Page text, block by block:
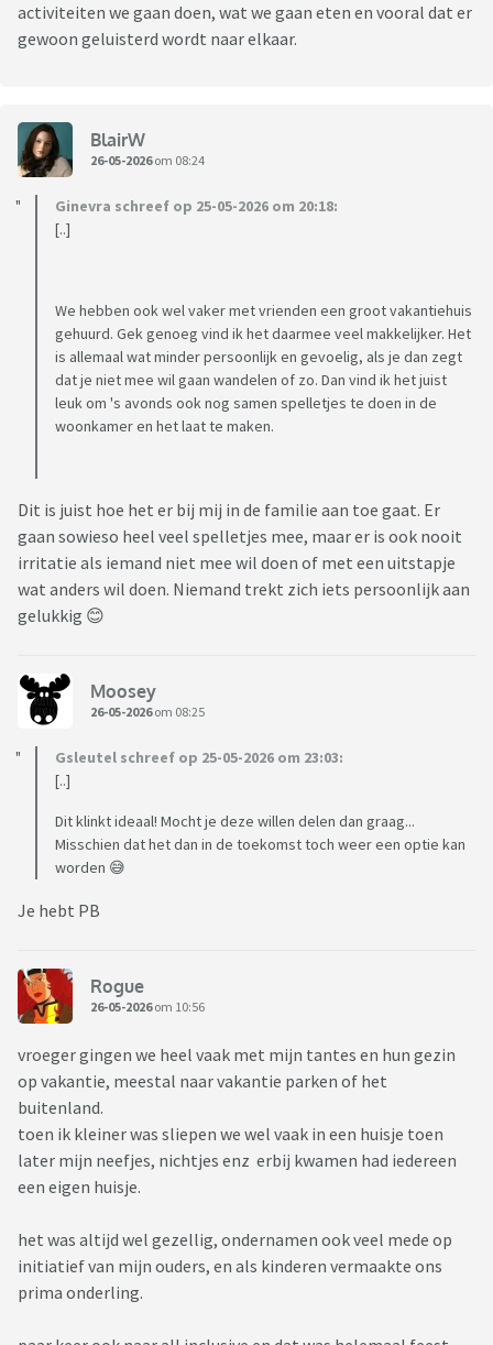
activiteiten we gaan doen, wat we gaan eten en vooral dat er
gewoon geluisterd wordt naar elkaar.
BlairW
26-05-2026om 08:24
Ginevra schreef op 25-05-2026 om 20:18:
[..]
We hebben ook wel vaker met vrienden een groot vakantiehuis
gehuurd. Gek genoeg vind ik het daarmee veel makkelijker. Het
is allemaal wat minder persoonlijk en gevoelig, als je dan zegt
dat je niet mee wil gaan wandelen of zo. Dan vind ik het juist
leuk om 's avonds ook nog samen spelletjes te doen in de
woonkamer en het laat te maken.
Dit is juist hoe het er bij mij in de familie aan toe gaat. Er
gaan sowieso heel veel spelletjes mee, maar er is ook nooit
irritatie als iemand niet mee wil doen of met een uitstapje
wat anders wil doen. Niemand trekt zich iets persoonlijk aan
gelukkig 😊
Moosey
26-05-2026om 08:25
Gsleutel schreef op 25-05-2026 om 23:03:
[..]
Dit klinkt ideaal! Mocht je deze willen delen dan graag...
Misschien dat het dan in de toekomst toch weer een optie kan
worden 😅
Je hebt PB
Rogue
26-05-2026om 10:56
vroeger gingen we heel vaak met mijn tantes en hun gezin
op vakantie, meestal naar vakantie parken of het
buitenland.
toen ik kleiner was sliepen we wel vaak in een huisje toen
later mijn neefjes, nichtjes enz erbij kwamen had iedereen
een eigen huisje.
het was altijd wel gezellig, ondernamen ook veel mede op
initiatief van mijn ouders, en als kinderen vermaakte ons
prima onderling.